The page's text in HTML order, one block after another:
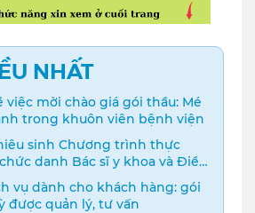
NHẤT
việc mời chào giá gói thầu: Mé
trong khuôn viên bệnh viện
sinh Chương trình thực
danh Bác sĩ y khoa và Điều
vụ dành cho khách hàng: gói
được quản lý, tư vấn